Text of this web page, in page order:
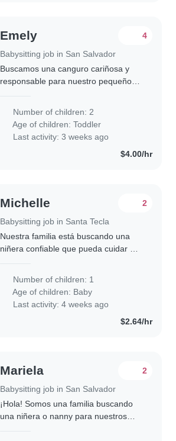
Emely
Babysitting job in San Salvador
4
Buscamos una canguro cariñosa y
responsable para nuestro pequeño
nuestro hogar...
Number of children: 2
Age of children:Toddler
Last activity: 3 weeks ago
$4.00/hr
Michelle
Babysitting job in Santa Tecla
2
Nuestra familia está buscando una
niñera confiable que pueda cuidar a
tareas del hogar
Number of children: 1
Age of children: Baby
Last activity: 4 weeks ago
$2.64/hr
Mariela
Babysitting job in San Salvador
2
¡Hola! Somos una familia buscando
una niñera o nanny para nuestros